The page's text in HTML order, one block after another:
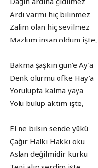
Ardı varmı hiç bilinmez
Zalim olan hiç sevilmez
Mazlum insan oldum işte,
Bakma şaşkın gün’e Ay’a
Denk olurmu öfke Hay’a
Yorulupta kalma yaya
Yolu bulup aktım işte,
El ne bilsin sende yükü
Çağır Halkı Hakkı oku
Aslan değilmidir kürkü